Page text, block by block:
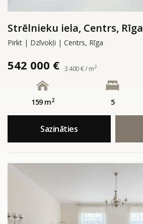
Strēlnieku iela, Centrs, Rīga
Pirkt | Dzīvokļi | Centrs, Rīga
542 000 € 3 400 € / m2
159 m2 5
Sazināties